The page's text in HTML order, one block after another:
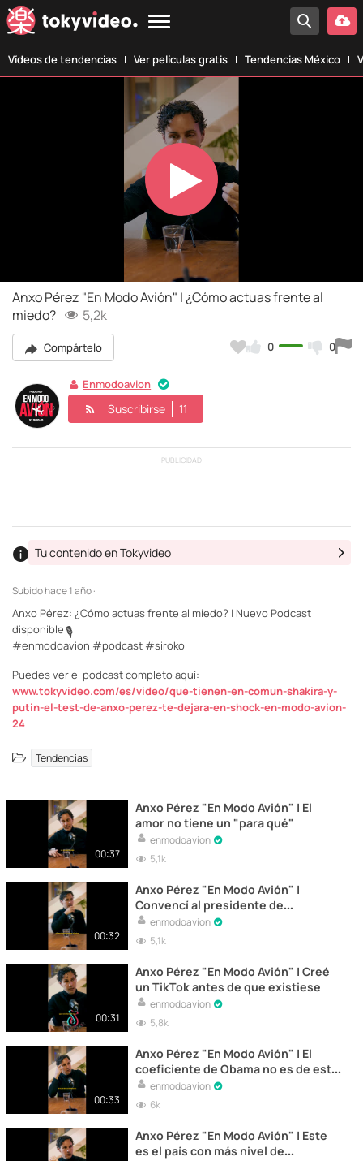
Vídeos de tendencias Ver películas gratis Tendencias México
Play
Video
Anxo Pérez "En Modo Avión" | ¿Cómo actuas frente al
miedo?
5,2k
Compártelo 0 0
Enmodoavion
Suscribirse 11
PUBLICIDAD
Subidohace 1 año ·
Tu contenido en Tokyvideo
Anxo Pérez: ¿Cómo actuas frente al miedo? | Nuevo Podcast
disponible🎙️
#enmodoavion #podcast #siroko
Puedes ver el podcast completo aquí:
www.tokyvideo.com/es/video/que-tienen-en-comun-shakira-y-
putin-el-test-de-anxo-perez-te-dejara-en-shock-en-modo-avion-
24
Tendencias
00:37
Anxo Pérez "En Modo Avión" | El
amor no tiene un "para qué"
enmodoavion
5,1k
00:32
Anxo Pérez "En Modo Avión" |
Convencí al presidente de
Telefónica
enmodoavion
5,1k
00:31
Anxo Pérez "En Modo Avión" | Creé
un TikTok antes de que existiese
enmodoavion
5,8k
00:33
Anxo Pérez "En Modo Avión" | El
coeficiente de Obama no es de este
mundo
enmodoavion
6k
Anxo Pérez "En Modo Avión" | Este
es el país con más nivel de